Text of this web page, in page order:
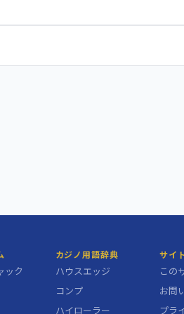
ック
カジノ用語辞典
ハウスエッジ
コンプ
ハイローラー
サイ
この
お問
プラ